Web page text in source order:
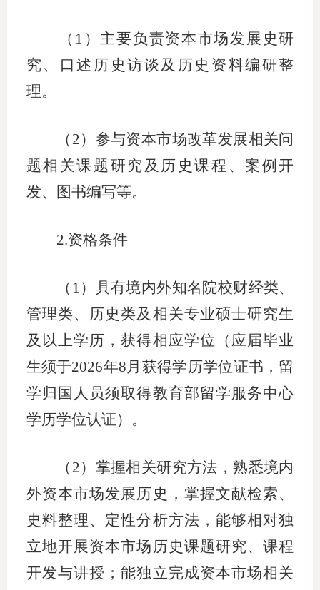
（ 1）主要负责资本市场发展史研
究、口述历史访谈及历史资料编研整
理。
（ 2）参与资本市场改革发展相关问
题相关课题研究及历史课程、案例开
发、图书编写等。
2.资格条件
（ 1）具有境内外知名院校财经类、
管理类、历史类及相关专业硕士研究生
及以上学历，获得相应学位（应届毕业
生须于2026年8月获得学历学位证书，留
学归国人员须取得教育部留学服务中心
学历学位认证）。
（ 2）掌握相关研究方法，熟悉境内
外资本市场发展历史，掌握文献检索、
史料整理、定性分析方法，能够相对独
立地开展资本市场历史课题研究、课程
开发与讲授；能独立完成资本市场相关